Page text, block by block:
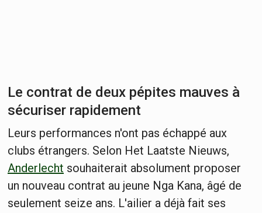
Le contrat de deux pépites mauves à
sécuriser rapidement
Leurs performances n'ont pas échappé aux
clubs étrangers. Selon Het Laatste Nieuws,
Anderlecht souhaiterait absolument proposer
un nouveau contrat au jeune Nga Kana, âgé de
seulement seize ans. L'ailier a déjà fait ses